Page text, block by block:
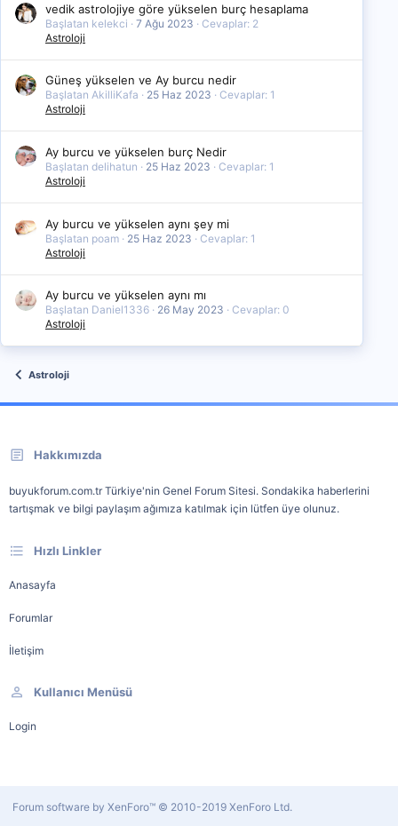
vedik astrolojiye göre yükselen burç hesaplama
Başlatan kelekci 7 Ağu 2023
Cevaplar: 2
Astroloji
Güneş yükselen ve Ay burcu nedir
Başlatan AkilliKafa 25 Haz 2023
Cevaplar: 1
Astroloji
Ay burcu ve yükselen burç Nedir
Başlatan delihatun 25 Haz 2023
Cevaplar: 1
Astroloji
Ay burcu ve yükselen aynı şey mi
Başlatan poam 25 Haz 2023
Cevaplar: 1
Astroloji
Ay burcu ve yükselen aynı mı
Başlatan Daniel1336 26 May 2023
Cevaplar: 0
Astroloji
Astroloji
Hakkımızda
buyukforum.com.tr Türkiye'nin Genel Forum Sitesi. Sondakika haberlerini
tartışmak ve bilgi paylaşım ağımıza katılmak için lütfen üye olunuz.
Hızlı Linkler
Anasayfa
Forumlar
İletişim
Kullanıcı Menüsü
Login
Forum software by XenForo™ © 2010-2019 XenForo Ltd.